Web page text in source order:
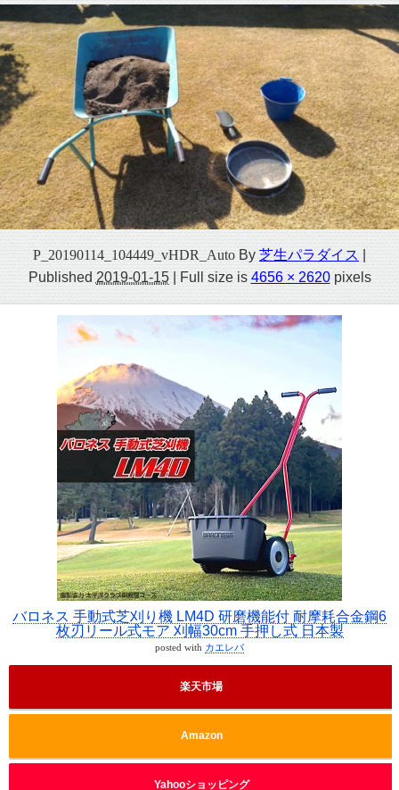
P_20190114_104449_vHDR_Auto By 芝生パラダイス
Published 2019-01-15 |Full size is4656 × 2620pixels
バロネス 手動式芝刈り機 LM4D 研磨機能付 耐摩耗合金鋼6
枚刃リール式モア 刈幅30cm 手押し式 日本製
posted with カエレバ
楽天市場
Amazon
Yahooショッピング